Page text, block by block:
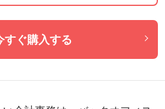
すぐ購入する